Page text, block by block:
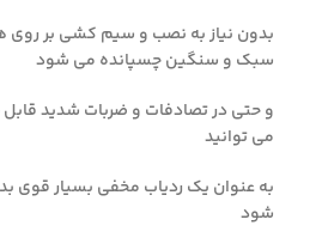
بدون نیاز به نصب و سیم کشی بر روی
سبک و سنگین چسپانده می شود
و حتی در تصادفات و ضربات شدید
می توانید
به عنوان یک ردیاب مخفی بسیار قوی
شود